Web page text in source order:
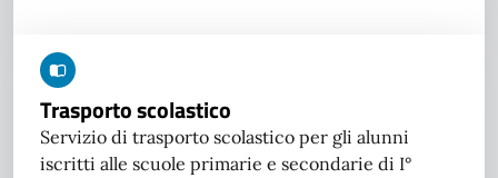
Trasporto scolastico
Servizio di trasporto scolastico per gli alunni
iscritti alle scuole primarie e secondarie di I°